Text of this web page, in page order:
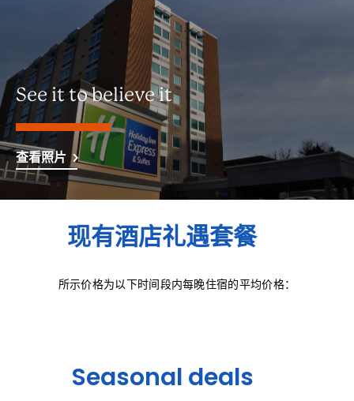
See it to believe it
查看照片
现有酒店礼遇套餐
所示价格为以下时间段内每晚住宿的平均价格：
Seasonal deals